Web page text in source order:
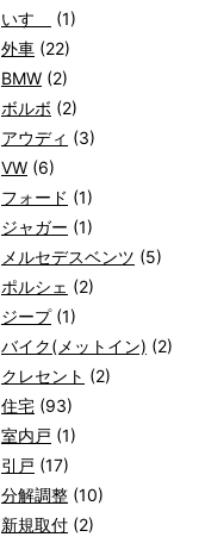
いすゞ
(1)
外車 (22)
BMW (2)
ボルボ (2)
アウディ (3)
VW (6)
フォード (1)
ジャガー (1)
メルセデスベンツ (5)
ポルシェ (2)
ジープ(1)
バイク(メットイン) (2)
クレセント (2)
住宅 (93)
室内戸 (1)
引戸 (17)
分解調整 (10)
新規取付 (2)